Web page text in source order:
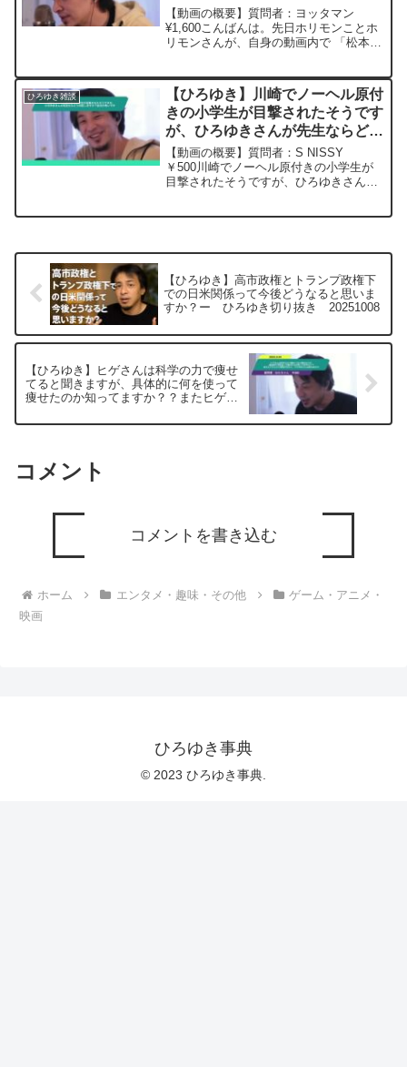
い」 みたいなことを仰ってまし
た。見解や感想をお聞かせくださ
い。ー ひろゆき切り抜き
【動画の概要】質問者：ヨッタマン
¥1,600こんばんは。先日ホリモンことホ
リモンさんが、自身の動画内で 「松本人
ってましたがそれについてひろゆきさん
の見解や感想をお...
ひろゆき雑談
【ひろゆき】川崎でノーヘル原付
きの小学生が目撃されたそうです
が、ひろゆきさんが先生ならどう
対応しますか？赴任が怖いです
ー ひろゆき切り抜き
20241008
【動画の概要】質問者：S NISSY
￥500川崎でノーヘル原付きの小学生が
目撃されたそうですが、ひろゆきさんが
【ひろゆき】高市政権とトランプ政権下
での日米関係って今後どうなると思いま
すか？ー ひろゆき切り抜き 20251008
【ひろゆき】ヒゲさんは科学の力で痩せ
てると聞きますが、具体的に何を使って
痩せたのか知ってますか？？またヒゲさ
みますかー ひろゆき切り抜き
コメント
コメントを書き込む
ホーム エンタメ・趣味・その他
ゲーム・アニメ・
映画
ひろゆき事典
© 2023 ひろゆき事典.